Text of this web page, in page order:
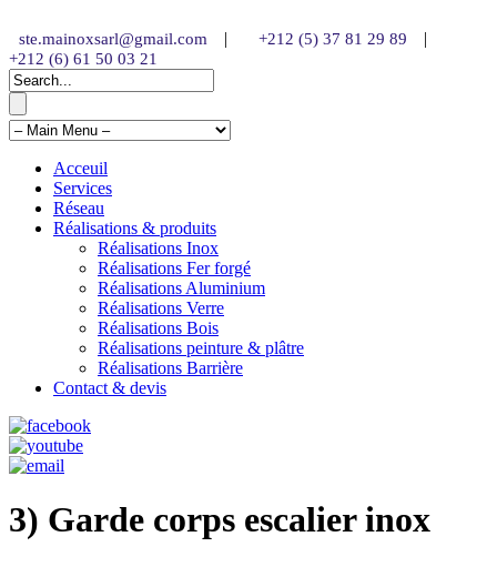
ste.mainoxsarl@gmail.com | +212 (5) 37 81 29 89 |
+212 (6) 61 50 03 21
Acceuil
Services
Réseau
Réalisations & produits
Réalisations Inox
Réalisations Fer forgé
Réalisations Aluminium
Réalisations Verre
Réalisations Bois
Réalisations peinture & plâtre
Réalisations Barrière
Contact & devis
3) Garde corps escalier inox